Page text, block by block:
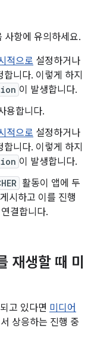
항에 유의하세요.
적으로 설정하거나
합니다. 이렇게 하지
이 발생합니다.
용합니다.
적으로 설정하거나
합니다. 이렇게 하지
이 발생합니다.
활동이 앱에 두
시하고 이를 진행
결합니다.
재생할 때 미
고 있다면 미디어
상응하는 진행 중